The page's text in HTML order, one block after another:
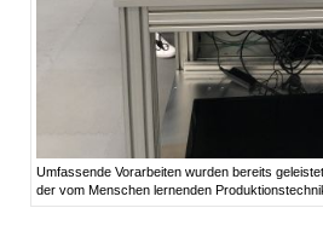
Umfassende Vorarbeiten wurden bereits
der vom Menschen lernenden